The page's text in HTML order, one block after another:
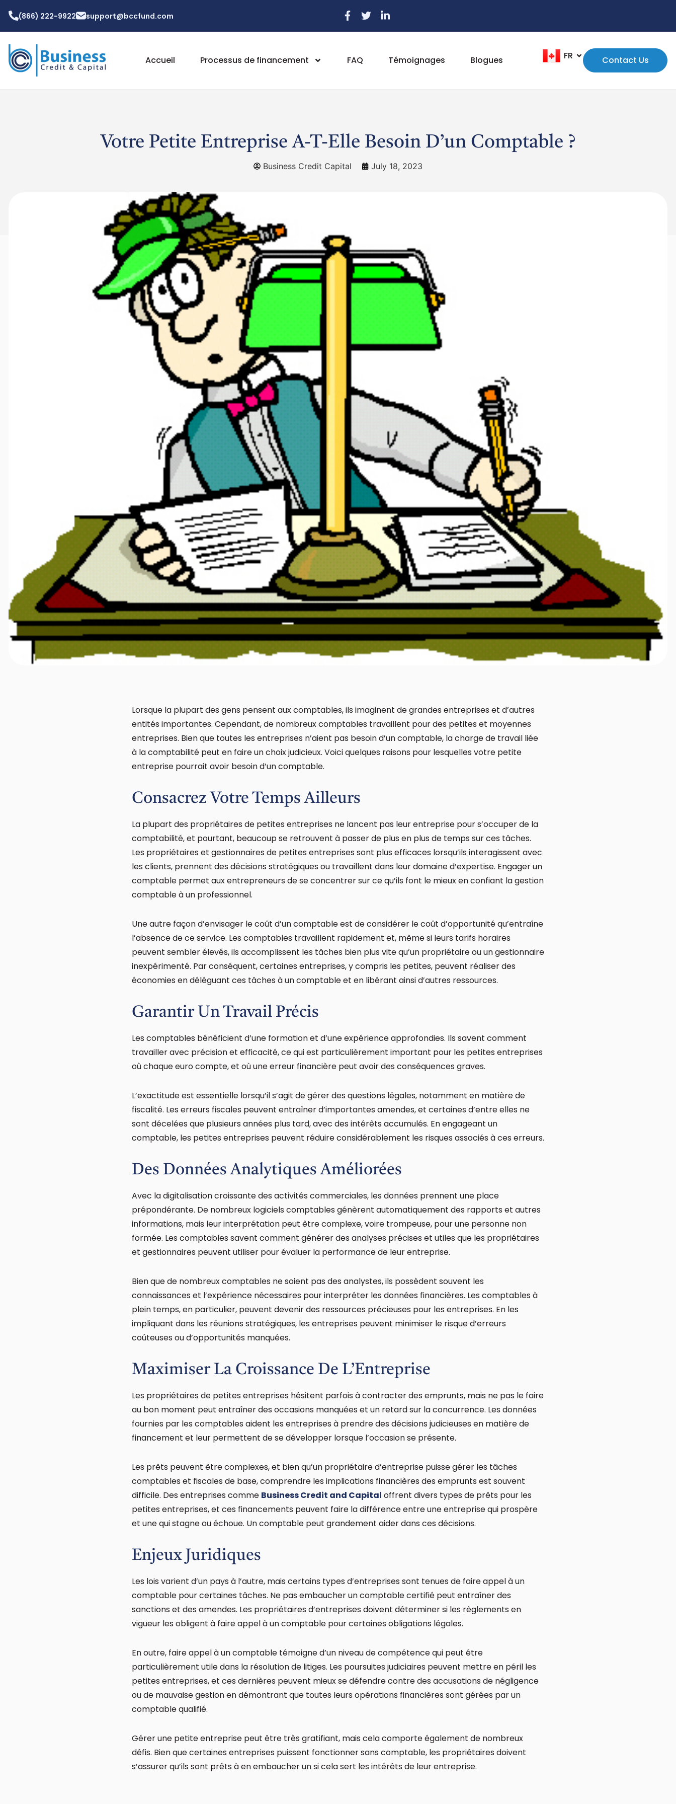
(866) 222-9922 support@bccfund.com
Accueil Processus de financement FAQ Témoignages Blogues FR
EN Contact Us
Votre Petite Entreprise A-T-Elle Besoin D’un Comptable ?
Business Credit Capital July 18, 2023
Lorsque la plupart des gens pensent aux comptables, ils imaginent de grandes entreprises et d’autres
entités importantes. Cependant, de nombreux comptables travaillent pour des petites et moyennes
entreprises. Bien que toutes les entreprises n’aient pas besoin d’un comptable, la charge de travail liée
à la comptabilité peut en faire un choix judicieux. Voici quelques raisons pour lesquelles votre petite
entreprise pourrait avoir besoin d’un comptable.
Consacrez Votre Temps Ailleurs
La plupart des propriétaires de petites entreprises ne lancent pas leur entreprise pour s’occuper de la
comptabilité, et pourtant, beaucoup se retrouvent à passer de plus en plus de temps sur ces tâches.
Les propriétaires et gestionnaires de petites entreprises sont plus efficaces lorsqu’ils interagissent avec
les clients, prennent des décisions stratégiques ou travaillent dans leur domaine d’expertise. Engager un
comptable permet aux entrepreneurs de se concentrer sur ce qu’ils font le mieux en confiant la gestion
comptable à un professionnel.
Une autre façon d’envisager le coût d’un comptable est de considérer le coût d’opportunité qu’entraîne
l’absence de ce service. Les comptables travaillent rapidement et, même si leurs tarifs horaires
peuvent sembler élevés, ils accomplissent les tâches bien plus vite qu’un propriétaire ou un gestionnaire
inexpérimenté. Par conséquent, certaines entreprises, y compris les petites, peuvent réaliser des
économies en déléguant ces tâches à un comptable et en libérant ainsi d’autres ressources.
Garantir Un Travail Précis
Les comptables bénéficient d’une formation et d’une expérience approfondies. Ils savent comment
travailler avec précision et efficacité, ce qui est particulièrement important pour les petites entreprises
où chaque euro compte, et où une erreur financière peut avoir des conséquences graves.
L’exactitude est essentielle lorsqu’il s’agit de gérer des questions légales, notamment en matière de
fiscalité. Les erreurs fiscales peuvent entraîner d’importantes amendes, et certaines d’entre elles ne
sont décelées que plusieurs années plus tard, avec des intérêts accumulés. En engageant un
comptable, les petites entreprises peuvent réduire considérablement les risques associés à ces erreurs.
Des Données Analytiques Améliorées
Avec la digitalisation croissante des activités commerciales, les données prennent une place
prépondérante. De nombreux logiciels comptables génèrent automatiquement des rapports et autres
informations, mais leur interprétation peut être complexe, voire trompeuse, pour une personne non
formée. Les comptables savent comment générer des analyses précises et utiles que les propriétaires
et gestionnaires peuvent utiliser pour évaluer la performance de leur entreprise.
Bien que de nombreux comptables ne soient pas des analystes, ils possèdent souvent les
connaissances et l’expérience nécessaires pour interpréter les données financières. Les comptables à
plein temps, en particulier, peuvent devenir des ressources précieuses pour les entreprises. En les
impliquant dans les réunions stratégiques, les entreprises peuvent minimiser le risque d’erreurs
coûteuses ou d’opportunités manquées.
Maximiser La Croissance De L’Entreprise
Les propriétaires de petites entreprises hésitent parfois à contracter des emprunts, mais ne pas le faire
au bon moment peut entraîner des occasions manquées et un retard sur la concurrence. Les données
fournies par les comptables aident les entreprises à prendre des décisions judicieuses en matière de
financement et leur permettent de se développer lorsque l’occasion se présente.
Les prêts peuvent être complexes, et bien qu’un propriétaire d’entreprise puisse gérer les tâches
comptables et fiscales de base, comprendre les implications financières des emprunts est souvent
difficile. Des entreprises comme Business Credit and Capital offrent divers types de prêts pour les
petites entreprises, et ces financements peuvent faire la différence entre une entreprise qui prospère
et une qui stagne ou échoue. Un comptable peut grandement aider dans ces décisions.
Enjeux Juridiques
Les lois varient d’un pays à l’autre, mais certains types d’entreprises sont tenues de faire appel à un
comptable pour certaines tâches. Ne pas embaucher un comptable certifié peut entraîner des
sanctions et des amendes. Les propriétaires d’entreprises doivent déterminer si les règlements en
vigueur les obligent à faire appel à un comptable pour certaines obligations légales.
En outre, faire appel à un comptable témoigne d’un niveau de compétence qui peut être
particulièrement utile dans la résolution de litiges. Les poursuites judiciaires peuvent mettre en péril les
petites entreprises, et ces dernières peuvent mieux se défendre contre des accusations de négligence
ou de mauvaise gestion en démontrant que toutes leurs opérations financières sont gérées par un
comptable qualifié.
Gérer une petite entreprise peut être très gratifiant, mais cela comporte également de nombreux
défis. Bien que certaines entreprises puissent fonctionner sans comptable, les propriétaires doivent
s’assurer qu’ils sont prêts à en embaucher un si cela sert les intérêts de leur entreprise.